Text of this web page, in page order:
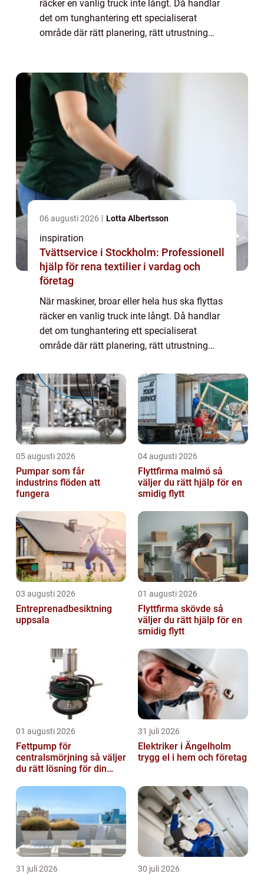
räcker en vanlig truck inte långt. Då handlar
det om tunghantering ett specialiserat
område där rätt planering, rätt utrustning
06 augusti 2026 Lotta Albertsson
inspiration
Tvättservice i Stockholm: Professionell
hjälp för rena textilier i vardag och
företag
När maskiner, broar eller hela hus ska flyttas
räcker en vanlig truck inte långt. Då handlar
det om tunghantering ett specialiserat
område där rätt planering, rätt utrustning
mellan ett smidigt projekt och e...
05 augusti 2026
Pumpar som får
industrins flöden att
fungera
04 augusti 2026
Flyttfirma malmö så
väljer du rätt hjälp för en
smidig flytt
03 augusti 2026
Entreprenadbesiktning
uppsala
01 augusti 2026
Flyttfirma skövde så
väljer du rätt hjälp för en
smidig flytt
01 augusti 2026
Fettpump för
centralsmörjning så väljer
du rätt lösning för din
31 juli 2026
Elektriker i Ängelholm
trygg el i hem och företag
31 juli 2026 30 juli 2026